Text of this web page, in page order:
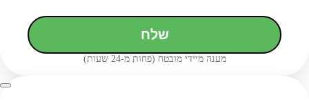
שלח
מענה מיידי מובטח (פחות מ-24 שעות)